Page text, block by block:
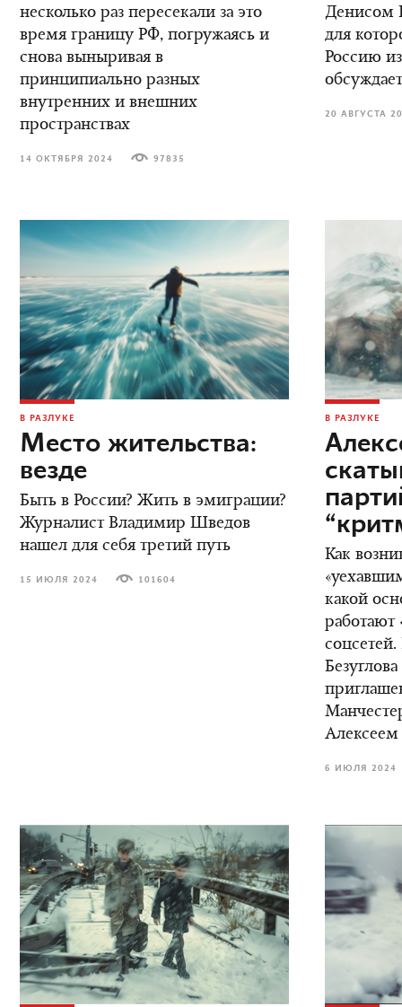
несколько раз пересекали за это
время границу РФ, погружаясь и
снова выныривая в
принципиально разных
внутренних и внешних
пространствах
14 ОКТЯБРЯ 2024 97835
Денисом
для
Россию
20 АВГУСТА
В РАЗЛУКЕ
Место жительства:
везде
Быть в России? Жить в эмиграции?
Журналист Владимир Шведов
нашел для себя третий путь
15 ИЮЛЯ 2024 101604
В РАЗЛУКЕ
Как
какой
работают
6 ИЮЛЯ 2024